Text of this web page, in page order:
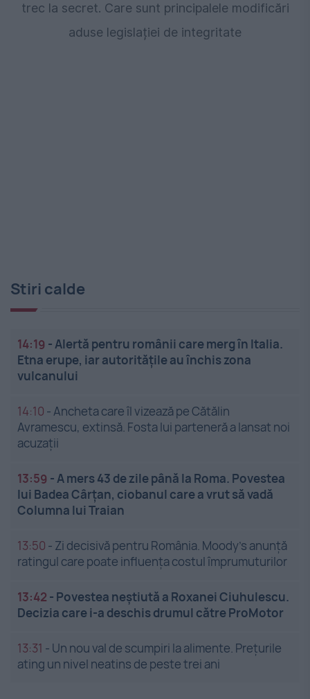
trec la secret. Care sunt principalele modificări
aduse legislației de integritate
Stiri calde
14:19 -Alertă pentru românii care merg în Italia.
Etna erupe, iar autoritățile au închis zona
vulcanului
14:10 -Ancheta care îl vizează pe Cătălin
Avramescu, extinsă. Fosta lui parteneră a lansat noi
acuzații
13:59 -A mers 43 de zile până la Roma. Povestea
lui Badea Cârțan, ciobanul care a vrut să vadă
Columna lui Traian
13:50 - Zi decisivă pentru România. Moody’s anunță
ratingul care poate influența costul împrumuturilor
13:42 - Povestea neștiută a Roxanei Ciuhulescu.
Decizia care i-a deschis drumul către ProMotor
13:31 - Un nou val de scumpiri la alimente. Prețurile
ating un nivel neatins de peste trei ani